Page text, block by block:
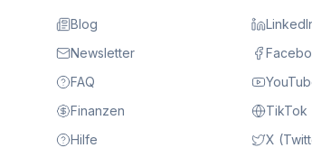
Blog
Newsletter
FAQ
Finanzen
Hilfe
TikTok
X